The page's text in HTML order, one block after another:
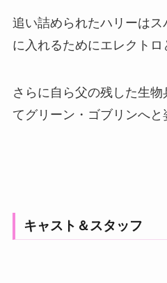
追い詰められたハリーは
に入れるためにエレクトロ
さらに自ら父の残した生
てグリーン・ゴブリンへと
キャスト＆スタッフ